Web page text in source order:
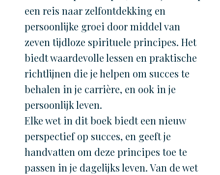
een reis naar zelfontdekking en
persoonlijke groei door middel van
zeven tijdloze spirituele principes. Het
biedt waardevolle lessen en praktische
richtlijnen die je helpen om succes te
behalen in je carrière, en ook in je
persoonlijk leven.
Elke wet in dit boek biedt een nieuw
perspectief op succes, en geeft je
handvatten om deze principes toe te
passen in je dagelijks leven. Van de wet